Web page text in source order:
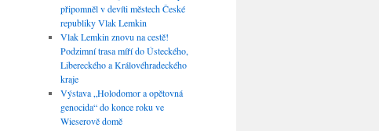
připomněl v devíti městech České
republiky Vlak Lemkin
Vlak Lemkin znovu na cestě!
Podzimní trasa míří do Ústeckého,
Libereckého a Královéhradeckého
kraje
Výstava „Holodomor a opětovná
genocida“ do konce roku ve
Wieserově domě